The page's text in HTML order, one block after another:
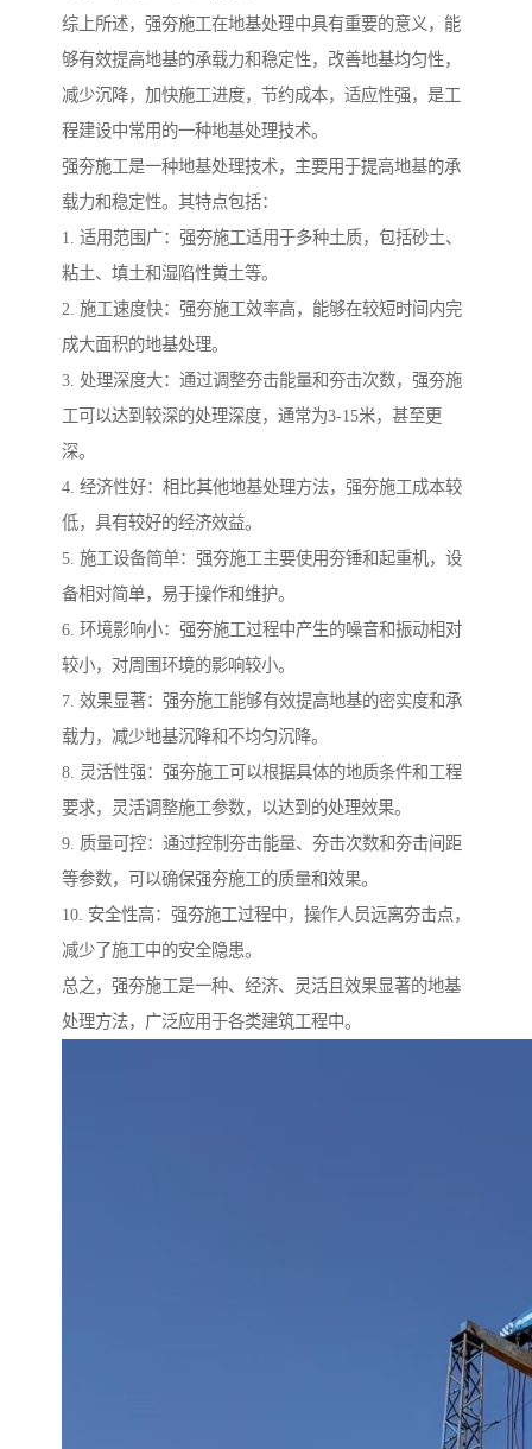
综上所述，强夯施工在地基处理中具有重要的意义，能
够有效提高地基的承载力和稳定性，改善地基均匀性，
减少沉降，加快施工进度，节约成本，适应性强，是工
程建设中常用的一种地基处理技术。
强夯施工是一种地基处理技术，主要用于提高地基的承
载力和稳定性。其特点包括：
1. 适用范围广：强夯施工适用于多种土质，包括砂土、
粘土、填土和湿陷性黄土等。
2. 施工速度快：强夯施工效率高，能够在较短时间内完
成大面积的地基处理。
3. 处理深度大：通过调整夯击能量和夯击次数，强夯施
工可以达到较深的处理深度，通常为3-15米，甚至更
深。
4. 经济性好：相比其他地基处理方法，强夯施工成本较
低，具有较好的经济效益。
5. 施工设备简单：强夯施工主要使用夯锤和起重机，设
备相对简单，易于操作和维护。
6. 环境影响小：强夯施工过程中产生的噪音和振动相对
较小，对周围环境的影响较小。
7. 效果显著：强夯施工能够有效提高地基的密实度和承
载力，减少地基沉降和不均匀沉降。
8. 灵活性强：强夯施工可以根据具体的地质条件和工程
要求，灵活调整施工参数，以达到的处理效果。
9. 质量可控：通过控制夯击能量、夯击次数和夯击间距
等参数，可以确保强夯施工的质量和效果。
10. 安全性高：强夯施工过程中，操作人员远离夯击点，
减少了施工中的安全隐患。
总之，强夯施工是一种、经济、灵活且效果显著的地基
处理方法，广泛应用于各类建筑工程中。